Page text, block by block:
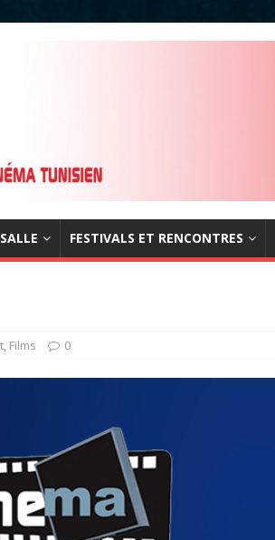
FESTIVALS ET RENCONTRES
, Films 0